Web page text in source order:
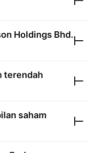
Holdings Bhd.
terendah
saham